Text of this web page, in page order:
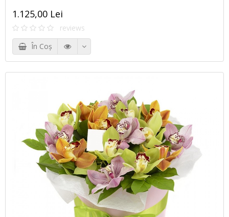
1.125,00 Lei
reviews
În Coş